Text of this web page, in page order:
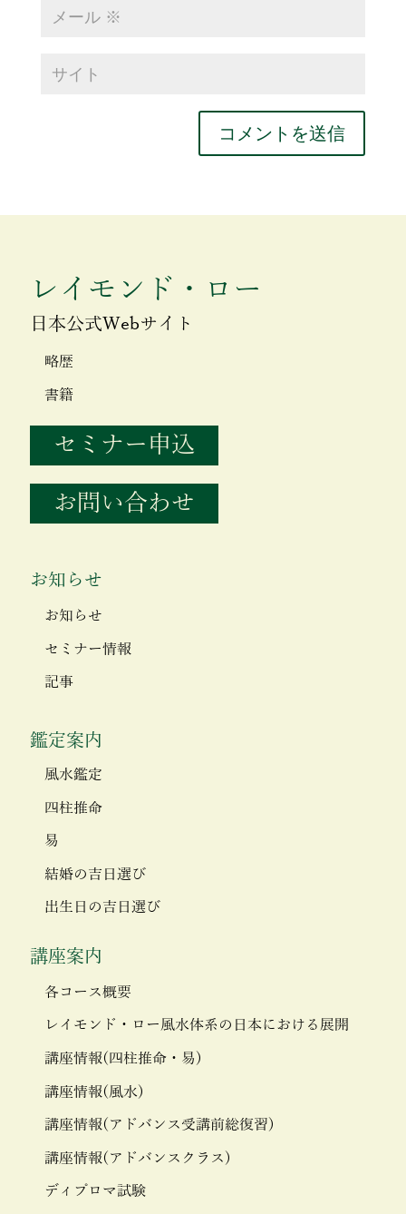
レイモンド・ロー
日本公式Webサイト
略歴
書籍
セミナー申込
お問い合わせ
お知らせ
お知らせ
セミナー情報
記事
鑑定案内
風水鑑定
四柱推命
易
結婚の吉日選び
出生日の吉日選び
講座案内
各コース概要
レイモンド・ロー風水体系の日本における展開
講座情報(四柱推命・易)
講座情報(風水)
講座情報(アドバンス受講前総復習)
講座情報(アドバンスクラス)
ディプロマ試験